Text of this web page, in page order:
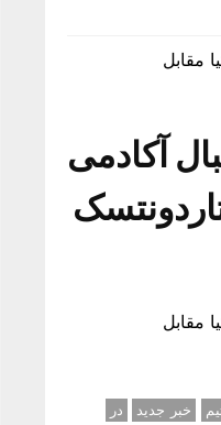
مقابل
آکادمی
مقابل
خبر جدید
در